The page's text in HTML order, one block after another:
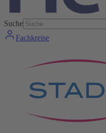
Suche
Fachkreise